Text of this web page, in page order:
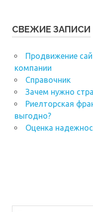
СВЕЖИЕ ЗАПИСИ
Продвижение
компании
Справочник
Зачем нужно
Риелторская
выгодно?
Оценка